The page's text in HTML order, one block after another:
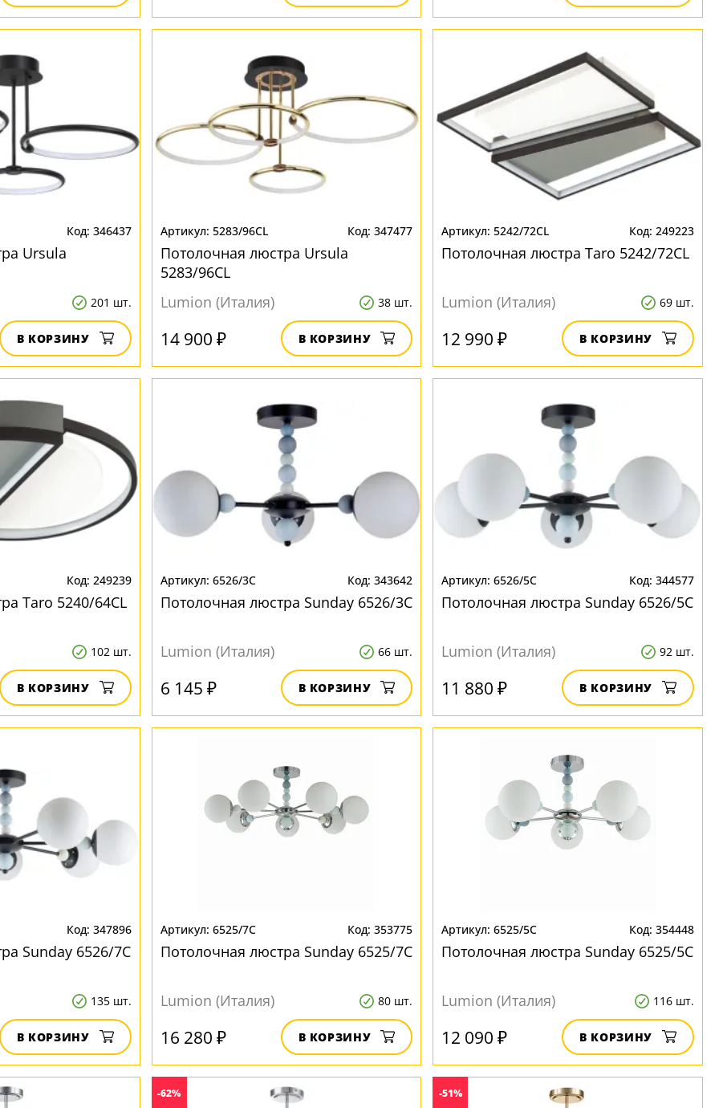
346437
Ursula
201 шт.
В КОРЗИНУ
5283/96CL 347477
Потолочная люстра Ursula
5283/96CL
Lumion (Италия)
38 шт.
14 900 ₽ В КОРЗИНУ
5242/72CL 249223
Потолочная люстра Taro 5242/72CL
Lumion (Италия) 69 шт.
12 990 ₽ В КОРЗИНУ
249239
Taro 5240/64CL
102 шт.
В КОРЗИНУ
6526/3C 343642
Потолочная люстра Sunday 6526/3C
Lumion (Италия) 66 шт.
6 145 ₽ В КОРЗИНУ
6526/5C 344577
Потолочная люстра Sunday 6526/5C
Lumion (Италия) 92 шт.
11 880 ₽ В КОРЗИНУ
347896
Sunday 6526/7C
135 шт.
В КОРЗИНУ
6525/7C 353775
Потолочная люстра Sunday 6525/7C
Lumion (Италия) 80 шт.
16 280 ₽ В КОРЗИНУ
6525/5C 354448
Потолочная люстра Sunday 6525/5C
Lumion (Италия) 116 шт.
12 090 ₽ В КОРЗИНУ
-62% -51%